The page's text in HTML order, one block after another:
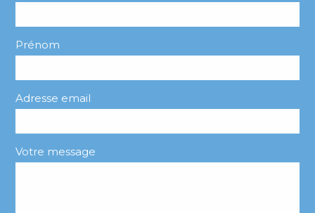
Prénom
Adresse email
Votre message